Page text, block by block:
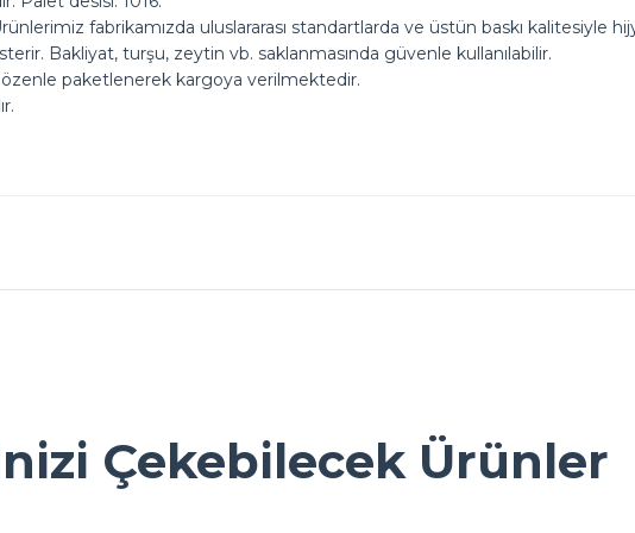
fabrikamızda uluslararası standartlarda ve üstün baskı kalitesiyle
Bakliyat, turşu, zeytin vb. saklanmasında güvenle kullanılabilir.
paketlenerek kargoya verilmektedir.
Yorum Yaz
Soru Sor
Çekebilecek Ürünler